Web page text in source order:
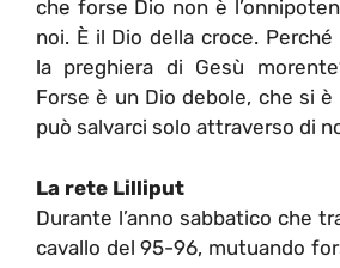
che forse Dio non è
noi. È il Dio della croce.
la preghiera di Gesù
Forse è un Dio debole, che si
può salvarci solo attraverso di
La rete Lilliput
Durante l’anno sabbatico che
cavallo del 95-96, mutuando